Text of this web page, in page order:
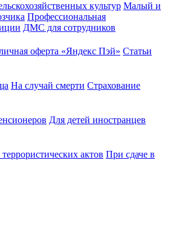
культур Малый и
Профессиональная
ДМС для сотрудников
оферта «Яндекс Пэй» Статьи
На случай смерти Страхование
Для детей иностранцев
актов При сдаче в